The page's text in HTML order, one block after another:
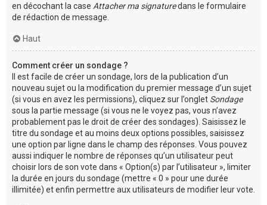
en décochant la case Attacher ma signaturedans le formulaire
de rédaction de message.
Haut
Comment créer un sondage ?
Il est facile de créer un sondage, lors de la publication d’un
nouveau sujet ou la modification du premier message d’un sujet
(si vous en avez les permissions), cliquez sur l’onglet Sondage
sous la partie message (si vous ne le voyez pas, vous n’avez
probablement pas le droit de créer des sondages). Saisissez le
titre du sondage et au moins deux options possibles, saisissez
une option par ligne dans le champ des réponses. Vous pouvez
aussi indiquer le nombre de réponses qu’un utilisateur peut
choisir lors de son vote dans « Option(s) par l’utilisateur », limiter
la durée en jours du sondage (mettre « 0 » pour une durée
illimitée) et enfin permettre aux utilisateurs de modifier leur vote.